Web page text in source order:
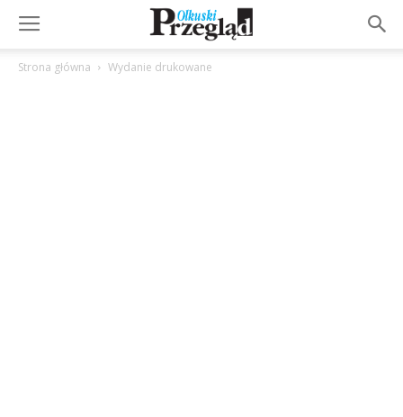
Strona główna Wydanie drukowane